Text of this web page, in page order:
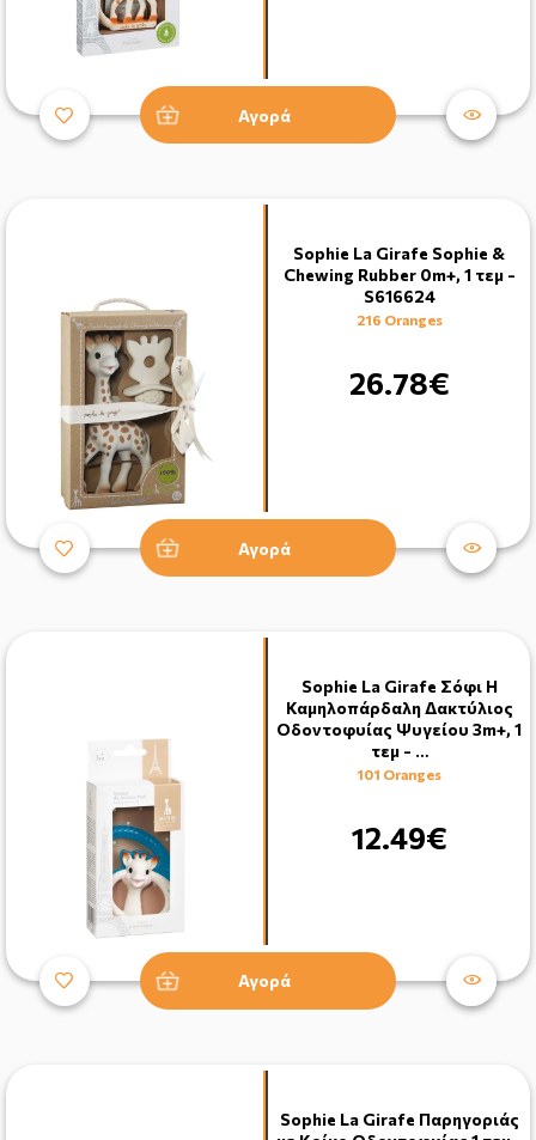
Αγορά
Sophie La Girafe Sophie &
Chewing Rubber 0m+, 1 τεμ -
S616624
216 Oranges
26.78€
Αγορά
Sophie La Girafe Σόφι Η
Καμηλοπάρδαλη Δακτύλιος
Οδοντοφυίας Ψυγείου 3m+, 1
τεμ - …
101 Oranges
12.49€
Αγορά
Sophie La Girafe Παρηγοριάς